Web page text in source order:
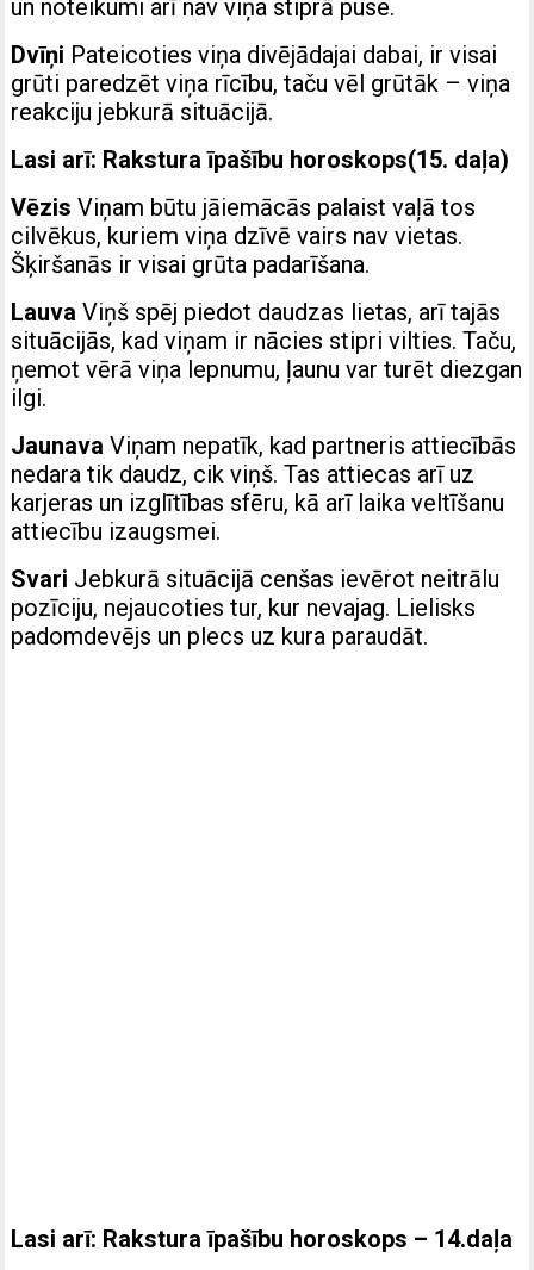
un noteikumi arī nav viņa stiprā puse.
Dvīņi Pateicoties viņa divējādajai dabai, ir visai
grūti paredzēt viņa rīcību, taču vēl grūtāk – viņa
reakciju jebkurā situācijā.
Lasi arī: Rakstura īpašību horoskops(15. daļa)
Vēzis Viņam būtu jāiemācās palaist vaļā tos
cilvēkus, kuriem viņa dzīvē vairs nav vietas.
Šķiršanās ir visai grūta padarīšana.
Lauva Viņš spēj piedot daudzas lietas, arī tajās
situācijās, kad viņam ir nācies stipri vilties. Taču,
ņemot vērā viņa lepnumu, ļaunu var turēt diezgan
ilgi.
Jaunava Viņam nepatīk, kad partneris attiecībās
nedara tik daudz, cik viņš. Tas attiecas arī uz
karjeras un izglītības sfēru, kā arī laika veltīšanu
attiecību izaugsmei.
Svari Jebkurā situācijā cenšas ievērot neitrālu
pozīciju, nejaucoties tur, kur nevajag. Lielisks
padomdevējs un plecs uz kura paraudāt.
Lasi arī: Rakstura īpašību horoskops – 14.daļa